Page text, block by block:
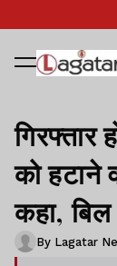
गिरफ्तार
को हटाने
कहा,
By Lagatar